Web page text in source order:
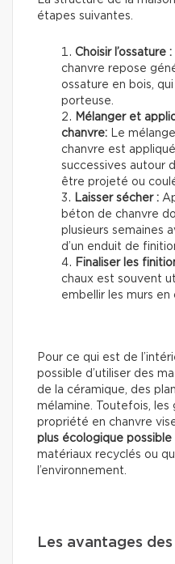
étapes suivantes.
Choisir l’ossature :
chanvre repose
ossature en bois,
porteuse.
Mélanger et
chanvre:
Le
chanvre est
successives autour
être projeté ou
Laisser sécher :
béton de chanvre
plusieurs semaines
d’un enduit de
Finaliser les
chaux est souvent
embellir les murs en
Pour ce qui est de
possible d’utiliser des
de la céramique, des
mélamine. Toutefois,
propriété en chanvre
plus écologique possible
matériaux recyclés ou
l’environnement.
Les avantages